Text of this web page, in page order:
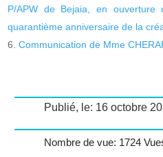
P/APW de Bejaia, en ouverture
quarantième anniversaire de la
Communication de Mme
Publié, le: 16 octobre
Nombre de vue: 1724